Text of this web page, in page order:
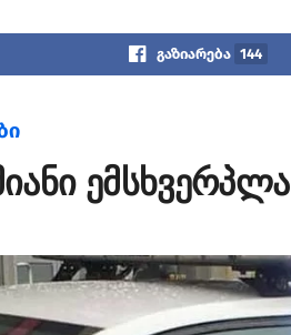
გაზიარება 144
ემსხვერპლა